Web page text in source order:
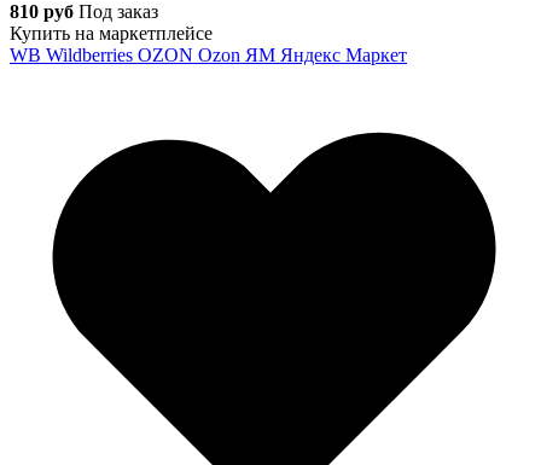
810 руб Под заказ
Купить на маркетплейсе
WB Wildberries OZON Ozon ЯМ Яндекс Маркет